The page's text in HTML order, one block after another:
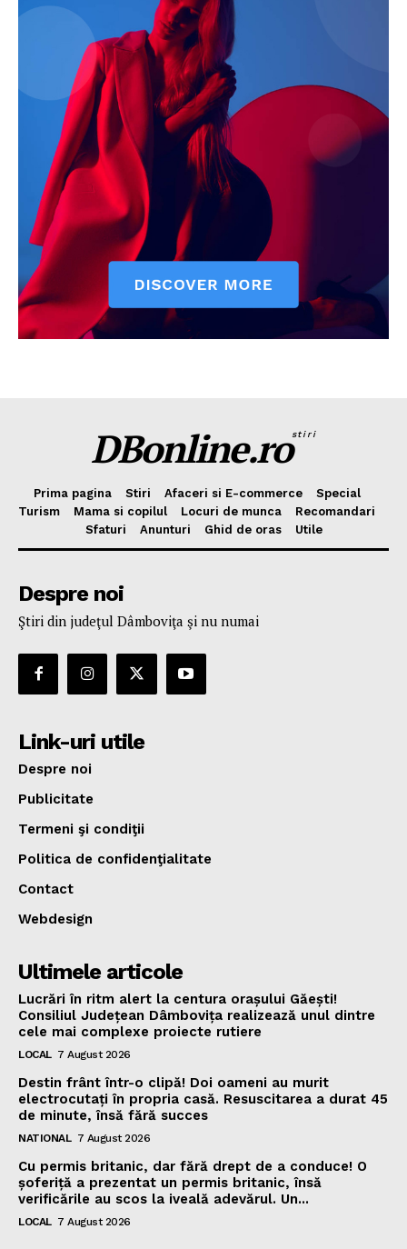
DBonline.rostiri
Prima pagina Stiri Afaceri si E-commerce
Special
Turism
Mama si copilul Locuri de munca
Recomandari
Sfaturi
Anunturi Ghid de oras Utile
Despre noi
Ştiri din judeţul Dâmboviţa şi nu numai
Link-uri utile
Despre noi
Publicitate
Termeni şi condiţii
Politica de confidenţialitate
Contact
Webdesign
Ultimele articole
Lucrări în ritm alert la centura orașului Găești!
Consiliul Județean Dâmbovița realizează unul dintre
cele mai complexe proiecte rutiere
LOCAL 7 August 2026
Destin frânt într-o clipă! Doi oameni au murit
electrocutați în propria casă. Resuscitarea a durat 45
de minute, însă fără succes
NATIONAL 7 August 2026
Cu permis britanic, dar fără drept de a conduce! O
șoferiță a prezentat un permis britanic, însă
verificările au scos la iveală adevărul. Un...
LOCAL 7 August 2026